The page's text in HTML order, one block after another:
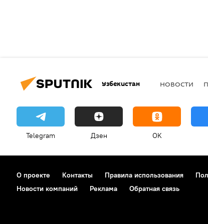
Узбекистан НОВОСТИ
Telegram Дзен OK
О проекте Контакты Правила использования
Новости компаний
Реклама Обратная связь